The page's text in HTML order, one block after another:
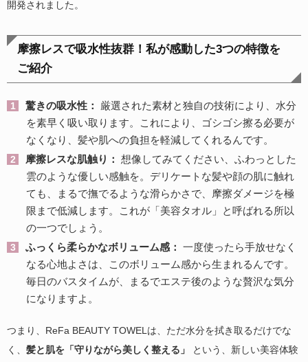
開発されました。
摩擦レスで吸水性抜群！私が感動した3つの特徴を
ご紹介
驚きの吸水性：
厳選された素材と独自の技術により、水分
を素早く吸い取ります。これにより、ゴシゴシ擦る必要が
なくなり、髪や肌への負担を軽減してくれるんです。
摩擦レスな肌触り： 想像してみてください、ふわっとした
雲のような優しい感触を。デリケートな髪や顔の肌に触れ
ても、まるで撫でるような滑らかさで、摩擦ダメージを極
限まで低減します。これが「美容タオル」と呼ばれる所以
の一つでしょう。
ふっくら柔らかなボリューム感： 一度使ったら手放せなく
なる心地よさは、このボリューム感から生まれるんです。
毎日のバスタイムが、まるでエステ後のような贅沢な気分
になりますよ。
つまり、ReFa BEAUTY TOWELは、ただ水分を拭き取るだけでな
く、 髪と肌を「守りながら美しく整える」
という、新しい美容体験